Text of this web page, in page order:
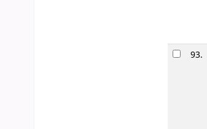
93.